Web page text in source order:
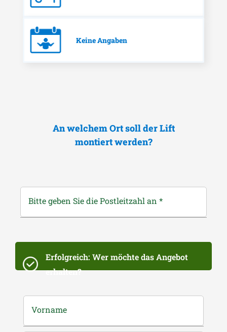
Keine Angaben
An welchem Ort soll der Lift
montiert werden?
Bitte geben Sie die Postleitzahl an *
Erfolgreich: Wer möchte das Angebot
erhalten?
Vorname